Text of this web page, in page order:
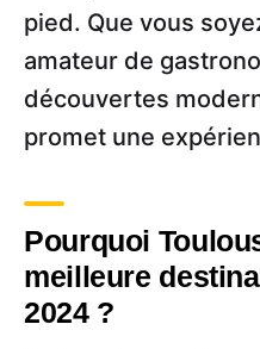
pied. Que vous
amateur de
découvertes
promet une
Pourquoi
meilleure
2024 ?